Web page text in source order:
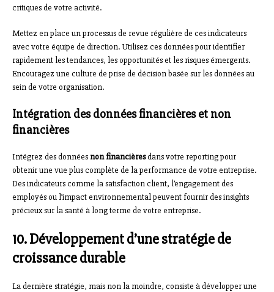
critiques de votre activité.
Mettez en place un processus de revue régulière de ces indicateurs
avec votre équipe de direction. Utilisez ces données pour identifier
rapidement les tendances, les opportunités et les risques émergents.
Encouragez une culture de prise de décision basée sur les données au
sein de votre organisation.
Intégration des données financières et non
financières
Intégrez des données non financièresdans votre reporting pour
obtenir une vue plus complète de la performance de votre entreprise.
Des indicateurs comme la satisfaction client, l’engagement des
employés ou l’impact environnemental peuvent fournir des insights
précieux sur la santé à long terme de votre entreprise.
10. Développement d’une stratégie de
croissance durable
La dernière stratégie, mais non la moindre, consiste à développer une